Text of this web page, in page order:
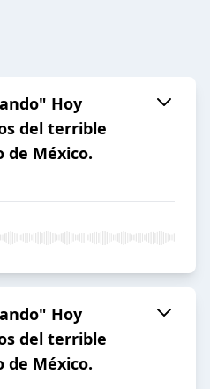
Hoy
del terrible
de México.
Hoy
del terrible
de México.